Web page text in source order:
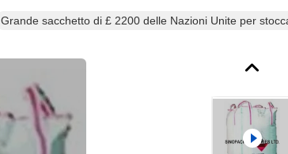
Grande sacchetto di £ 2200 delle Nazioni Unite per